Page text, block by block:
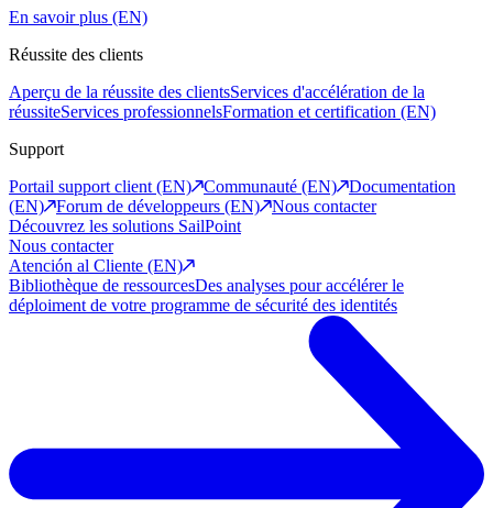
En savoir plus (EN)
Réussite des clients
Aperçu de la réussite des clientsServices d'accélération de la
réussiteServices professionnelsFormation et certification (EN)
Support
Portail support client (EN)
Communauté (EN)
Documentation
(EN)
Forum de développeurs (EN)
Nous contacter
Découvrez les solutions SailPoint
Nous contacter
Atención al Cliente (EN)
Bibliothèque de ressourcesDes analyses pour accélérer le
déploiment de votre programme de sécurité des identités